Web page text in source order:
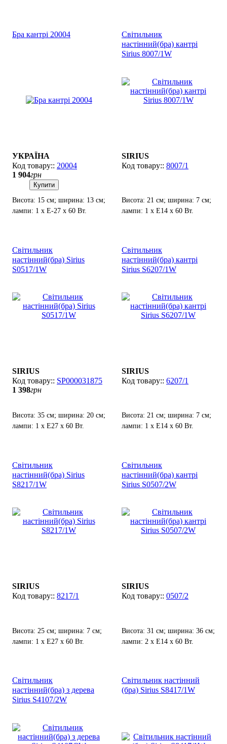
Бра кантрі 20004
УКРАЇНА
20004
1 904грн
Купити
Висота: 15 см; ширина: 13 см;
лампи: 1 х Е-27 х 60 Вт.
Світильник
настінний(бра) кантрі
Sirius 8007/1W
SIRIUS
8007/1
Висота: 21 см; ширина: 7 см;
лампи: 1 х Е14 х 60 Вт.
Світильник
настінний(бра) Sirius
S0517/1W
SIRIUS
SP000031875
1 398грн
Висота: 35 см; ширина: 20 см;
лампи: 1 х Е27 х 60 Вт.
Світильник
настінний(бра) кантрі
Sirius S6207/1W
SIRIUS
6207/1
Висота: 21 см; ширина: 7 см;
лампи: 1 х Е14 х 60 Вт.
Світильник
настінний(бра) Sirius
S8217/1W
SIRIUS
8217/1
Висота: 25 см; ширина: 7 см;
лампи: 1 х Е27 х 60 Вт.
Світильник
настінний(бра) кантрі
Sirius S0507/2W
SIRIUS
0507/2
Висота: 31 см; ширина: 36 см;
лампи: 2 х Е14 х 60 Вт.
Світильник
настінний(бра) з дерева
Sirius S4107/2W
Світильник настінний
(бра) Sirius S8417/1W